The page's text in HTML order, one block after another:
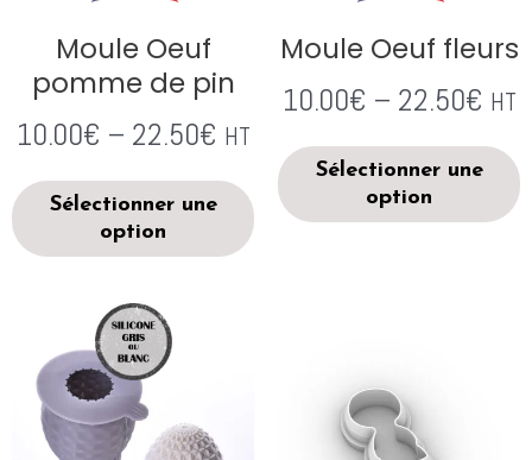
Moule Oeuf
pomme de pin
10.00€ – 22.50€ HT
Sélectionner une
option
Moule Oeuf fleurs
10.00€ – 22.50€ HT
Sélectionner une
option